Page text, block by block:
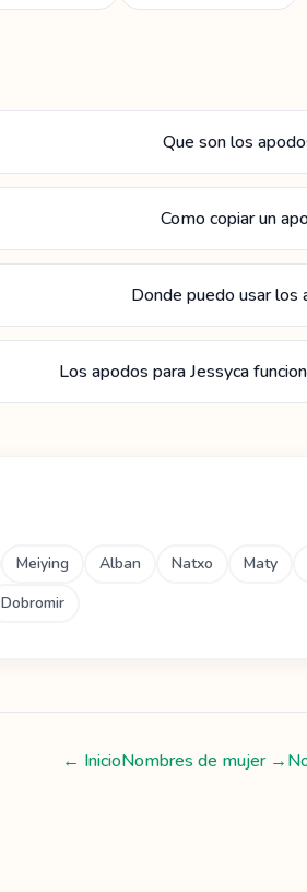
Que son los
Como copiar un
Donde puedo usar los
Los apodos para Jessyca
Meiying Alban Natxo Maty
Dobromir
← InicioNombres de mujer→